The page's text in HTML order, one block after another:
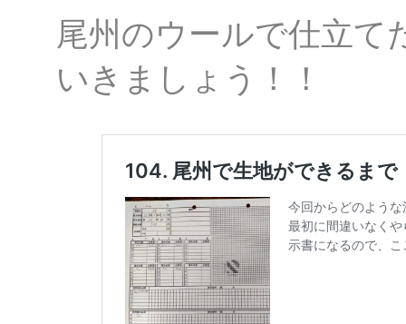
尾州のウールで仕立て
いきましょう！！